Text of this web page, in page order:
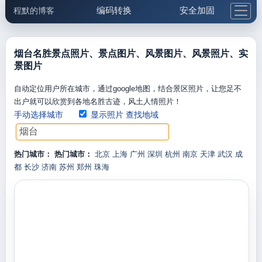
程默的博客 编码转换 安全加固
邮件工具 生活便民 更多工具
烟台名胜景点照片、景点图片、风景图片、风景照片、实
景图片
自动定位用户所在城市，通过google地图，结合景区照片，让您足不
出户就可以欣赏到各地名胜古迹，风土人情照片！
手动选择城市 显示照片 查找地域
热门城市： 热门城市： 北京 上海 广州 深圳 杭州 南京 天津 武汉 成
都 长沙 济南 苏州 郑州 珠海